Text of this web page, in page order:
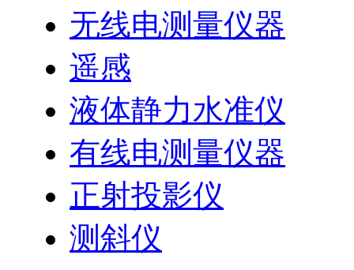
无线电测量仪器
遥感
液体静力水准仪
有线电测量仪器
正射投影仪
测斜仪